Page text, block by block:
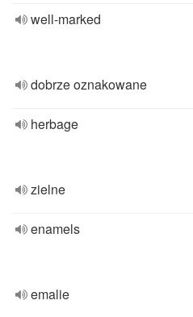
well-marked
dobrze oznakowane
herbage
zielne
enamels
emalie